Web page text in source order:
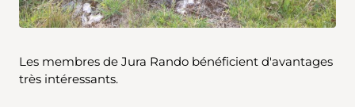
Les membres de Jura Rando bénéficient d'avantages
très intéressants.